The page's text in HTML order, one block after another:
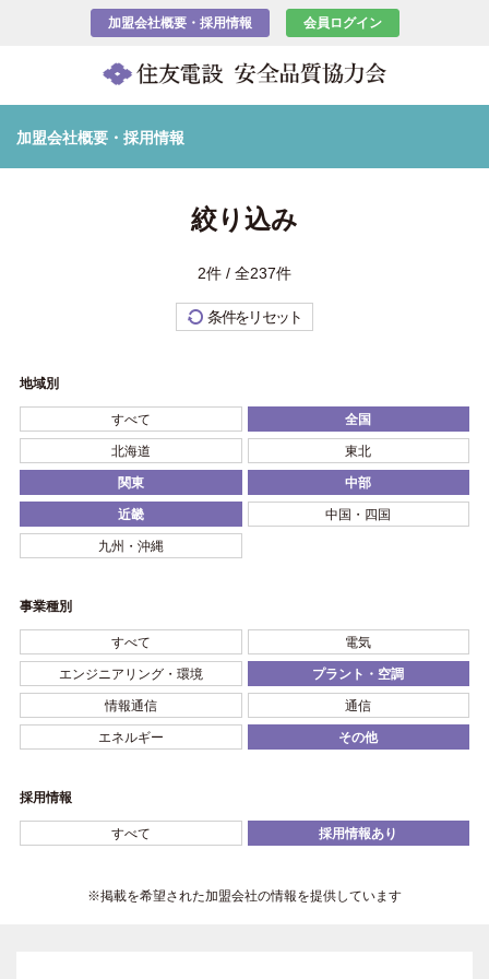
加盟会社概要・採用情報 会員ログイン
加盟会社概要・採用情報
絞り込み
2件 / 全237件
条件をリセット
地域別
すべて 全国
北海道 東北
関東 中部
近畿 中国・四国
九州・沖縄
事業種別
すべて 電気
エンジニアリング・環境 プラント・空調
情報通信 通信
エネルギー その他
採用情報
すべて 採用情報あり
※掲載を希望された加盟会社の情報を提供しています